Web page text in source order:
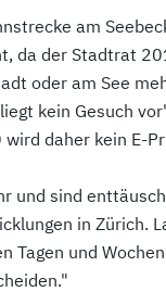
am
da der Stadtrat
oder am See
kein Gesuch
daher kein E-
und sind
in Zürich.
Tagen und